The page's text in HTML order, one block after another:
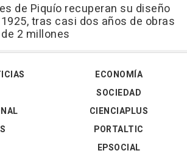
de Piquío recuperan su diseño
tras casi dos años de obras
2 millones
ECONOMÍA
SOCIEDAD
CIENCIAPLUS
PORTALTIC
EPSOCIAL